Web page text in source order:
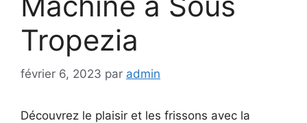
Tropezia
février 6, 2023 par admin
Découvrez le plaisir et les frissons avec la